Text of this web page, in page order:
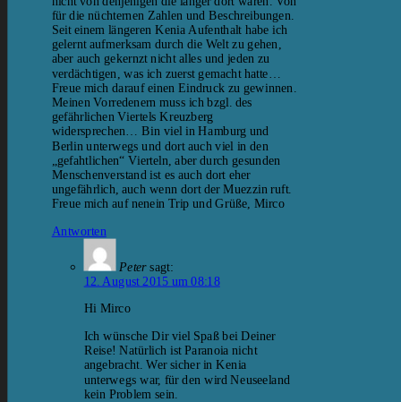
für die nüchternen Zahlen und Beschreibungen.
Seit einem längeren Kenia Aufenthalt habe ich
gelernt aufmerksam durch die Welt zu gehen,
aber auch gekernzt nicht alles und jeden zu
verdächtigen, was ich zuerst gemacht hatte…
Freue mich darauf einen Eindruck zu gewinnen.
Meinen Vorredenern muss ich bzgl. des
gefährlichen Viertels Kreuzberg
widersprechen… Bin viel in Hamburg und
Berlin unterwegs und dort auch viel in den
„gefahtlichen“ Vierteln, aber durch gesunden
Menschenverstand ist es auch dort eher
ungefährlich, auch wenn dort der Muezzin ruft.
Freue mich auf nenein Trip und Grüße, Mirco
Antworten
Peter sagt:
12. August 2015 um 08:18
Hi Mirco
Ich wünsche Dir viel Spaß bei Deiner
Reise! Natürlich ist Paranoia nicht
angebracht. Wer sicher in Kenia
unterwegs war, für den wird Neuseeland
kein Problem sein.